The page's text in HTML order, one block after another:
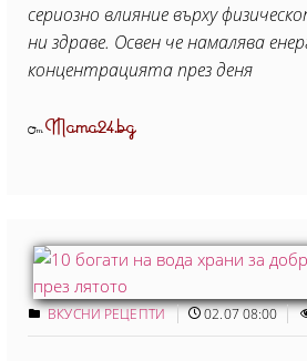
сериозно влияние върху
ни здраве. Освен че намалява
концентрацията през деня
ОтMama24.bg
ВКУСНИ РЕЦЕПТИ 02.07 08:00